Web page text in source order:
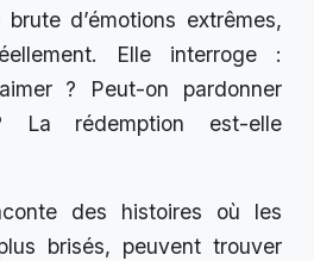
brute d’émotions extrêmes,
Elle interroge :
? Peut-on pardonner
? La rédemption est-elle
des histoires où les
brisés, peuvent trouver